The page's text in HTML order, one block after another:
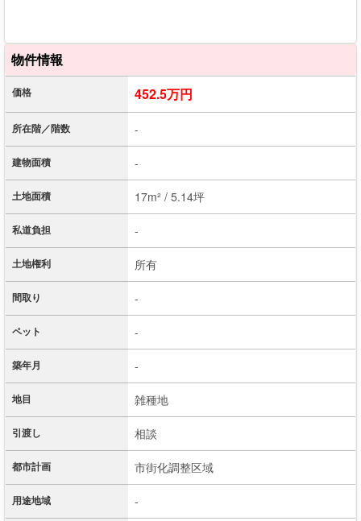
物件情報
価格 452.5万円
所在階／階数 -
建物面積 -
土地面積 17m² / 5.14坪
私道負担 -
土地権利 所有
間取り -
ペット -
築年月 -
地目 雑種地
引渡し 相談
都市計画 市街化調整区域
用途地域 -